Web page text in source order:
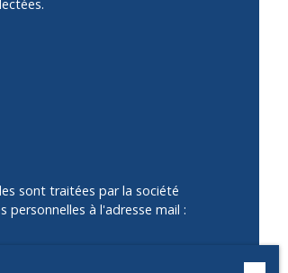
sont traitées par la société
à l'adresse mail :